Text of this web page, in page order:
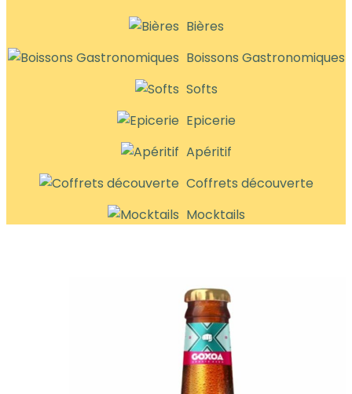
Bières
Boissons Gastronomiques
Softs
Epicerie
Apéritif
Coffrets découverte
Mocktails